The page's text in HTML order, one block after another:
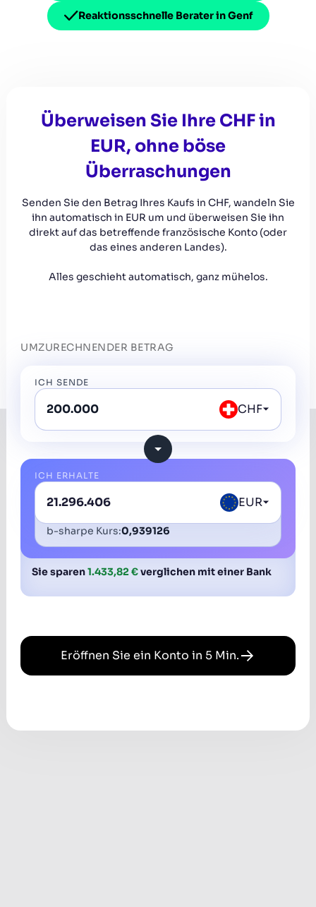
Reaktionsschnelle Berater in Genf
Überweisen Sie Ihre CHF in
EUR, ohne böse
Überraschungen
Senden Sie den Betrag Ihres Kaufs in CHF, wandeln Sie
ihn automatisch in EUR um und überweisen Sie ihn
direkt auf das betreffende französische Konto (oder
das eines anderen Landes).
Alles geschieht automatisch, ganz mühelos.
UMZURECHNENDER BETRAG
ICH SENDE
CHF
ICH ERHALTE
EUR
b-sharpe Kurs:0,939126
Sie sparen1.433,82 €verglichen mit einer Bank
Eröffnen Sie ein Konto in 5 Min.